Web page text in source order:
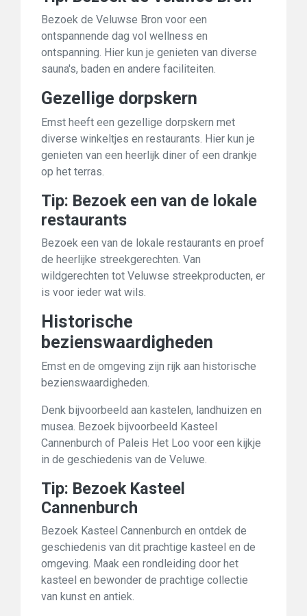
Bezoek de Veluwse Bron voor een
ontspannende dag vol wellness en
ontspanning. Hier kun je genieten van diverse
sauna's, baden en andere faciliteiten.
Gezellige dorpskern
Emst heeft een gezellige dorpskern met
diverse winkeltjes en restaurants. Hier kun je
genieten van een heerlijk diner of een drankje
op het terras.
Tip: Bezoek een van de lokale
restaurants
Bezoek een van de lokale restaurants en proef
de heerlijke streekgerechten. Van
wildgerechten tot Veluwse streekproducten, er
is voor ieder wat wils.
Historische
bezienswaardigheden
Emst en de omgeving zijn rijk aan historische
bezienswaardigheden.
Denk bijvoorbeeld aan kastelen, landhuizen en
musea. Bezoek bijvoorbeeld Kasteel
Cannenburch of Paleis Het Loo voor een kijkje
in de geschiedenis van de Veluwe.
Tip: Bezoek Kasteel
Cannenburch
Bezoek Kasteel Cannenburch en ontdek de
geschiedenis van dit prachtige kasteel en de
omgeving. Maak een rondleiding door het
kasteel en bewonder de prachtige collectie
van kunst en antiek.